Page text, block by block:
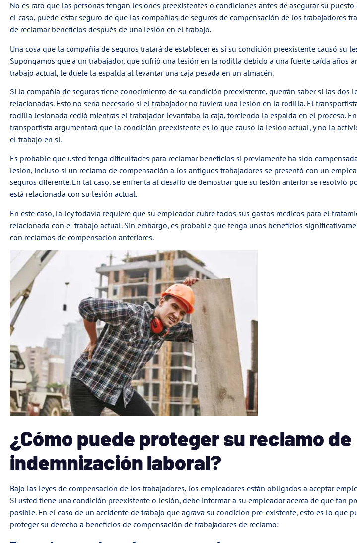
No es raro que las personas tengan lesiones preexistentes o condiciones antes de asegurar su puesto
el caso, puede estar seguro de que las compañías de seguros de compensación de los trabajadores
de reclamar beneficios después de una lesión en el trabajo.
Una cosa que la compañía de seguros tratará de establecer es si su condición preexistente causó su
Supongamos que a un trabajador, que sufrió una lesión en la rodilla debido a una fuerte caída años
trabajo actual, le duele la espalda al levantar una caja pesada en un almacén.
Si la compañía de seguros tiene conocimiento de su condición preexistente, querrán saber si las dos
relacionadas. Esto no sería necesario si el trabajador no tuviera una lesión en la rodilla. El
rodilla lesionada cedió mientras el trabajador levantaba la caja, torciendo la espalda en el proceso. En
transportista argumentará que la condición preexistente es lo que causó la lesión actual, y no la
el trabajo en sí.
Es probable que usted tenga dificultades para reclamar beneficios si previamente ha sido
lesión, incluso si un reclamo de compensación a los antiguos trabajadores se presentó con un
seguros diferente. En tal caso, se enfrenta al desafío de demostrar que su lesión anterior se resolvió
está relacionada con su lesión actual.
En este caso, la ley todavía requiere que su empleador cubre todos sus gastos médicos para el
relacionada con el trabajo actual. Sin embargo, es probable que tenga unos beneficios
con reclamos de compensación anteriores.
¿Cómo puede proteger su reclamo de
indemnización laboral?
Bajo las leyes de compensación de los trabajadores, los empleadores están obligados a aceptar
Si usted tiene una condición preexistente o lesión, debe informar a su empleador acerca de que tan
posible. En el caso de un accidente de trabajo que agrava su condición pre-existente, esto es lo que
proteger su derecho a beneficios de compensación de trabajadores de reclamo: